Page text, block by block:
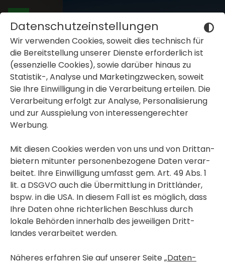
Datenschutzeinstellungen
Wir verwenden Cookies, soweit dies tech­nisch für
die Bereit­stel­lung unserer Dienste erfor­der­lich ist
(essen­zi­elle Cookies), sowie darüber hinaus zu
Statistik-, Analyse und Marke­ting­zwe­cken, soweit
Sie Ihre Einwil­li­gung in die Verar­bei­tung erteilen. Die
Verar­bei­tung erfolgt zur Analyse, Perso­na­li­sie­rung
und zur Ausspie­lung von inter­es­sen­ge­rechter
Werbung.
Mit diesen Cookies werden von uns und von Dritt­an­
bie­tern mitunter perso­nen­be­zo­gene Daten verar­
beitet. Ihre Einwil­li­gung umfasst gem. Art. 49 Abs. 1
lit. a DSGVO auch die Übermitt­lung in Dritt­länder,
bspw. in die USA. In diesem Fall ist es möglich, dass
Ihre Daten ohne rich­ter­li­chen Beschluss durch
lokale Behörden inner­halb des jewei­ligen Dritt­
landes verar­beitet werden.
Näheres erfahren Sie auf unserer Seite „Daten­
oder ausblenden
oder ausblenden
oder ausblenden
< Büro- & Geschäfts­flä­chen